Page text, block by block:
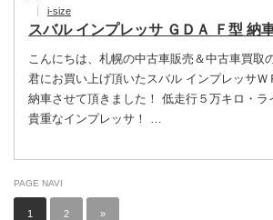
i-size
スバル インプレッサ ＧＤＡ Ｆ型 納
こんにちは、札幌の中古車販売＆中古車買取
君にお買い上げ頂いたスバル インプレッサＷ
納車させて頂きました！ 低走行５万キロ・ラ
貴重なインプレッサ！ …
PAGE NAVI
1 2 »